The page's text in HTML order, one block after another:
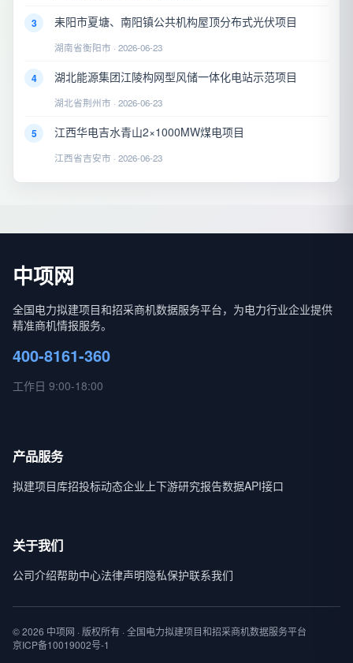
3 耒阳市夏塘、南阳镇公共机构屋顶分布式光伏项目
湖南省衡阳市 · 2026-06-23
4 湖北能源集团江陵构网型风储一体化电站示范项目
湖北省荆州市 · 2026-06-23
5 江西华电吉水青山2×1000MW煤电项目
江西省吉安市 · 2026-06-23
中项网
全国电力拟建项目和招采商机数据服务平台，为电力行业企业提供
精准商机情报服务。
400-8161-360
工作日 9:00-18:00
产品服务
拟建项目库招投标动态企业上下游研究报告数据API接口
关于我们
公司介绍帮助中心法律声明隐私保护联系我们
© 2026 中项网 · 版权所有 · 全国电力拟建项目和招采商机数据服务平台
京ICP备10019002号-1